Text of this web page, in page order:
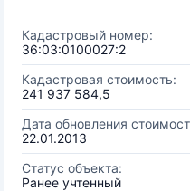
Кадастровый номер:
36:03:0100027:2
Кадастровая стоимость:
241 937 584,5
Дата обновления
22.01.2013
Статус объекта:
Ранее учтенный